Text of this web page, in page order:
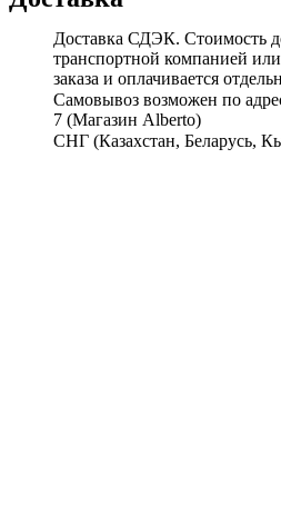
Доставка СДЭК. Стоимость
транспортной компанией
заказа и оплачивается
Самовывоз возможен по
7 (Магазин Alberto)
СНГ (Казахстан, Беларусь,